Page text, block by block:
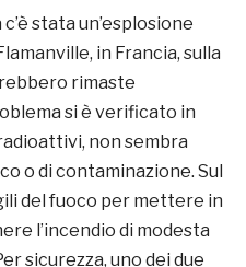
stata un’esplosione
in Francia, sulla
rimaste
si è verificato in
non sembra
o di contaminazione. Sul
del fuoco per mettere in
l’incendio di modesta
sicurezza, uno dei due